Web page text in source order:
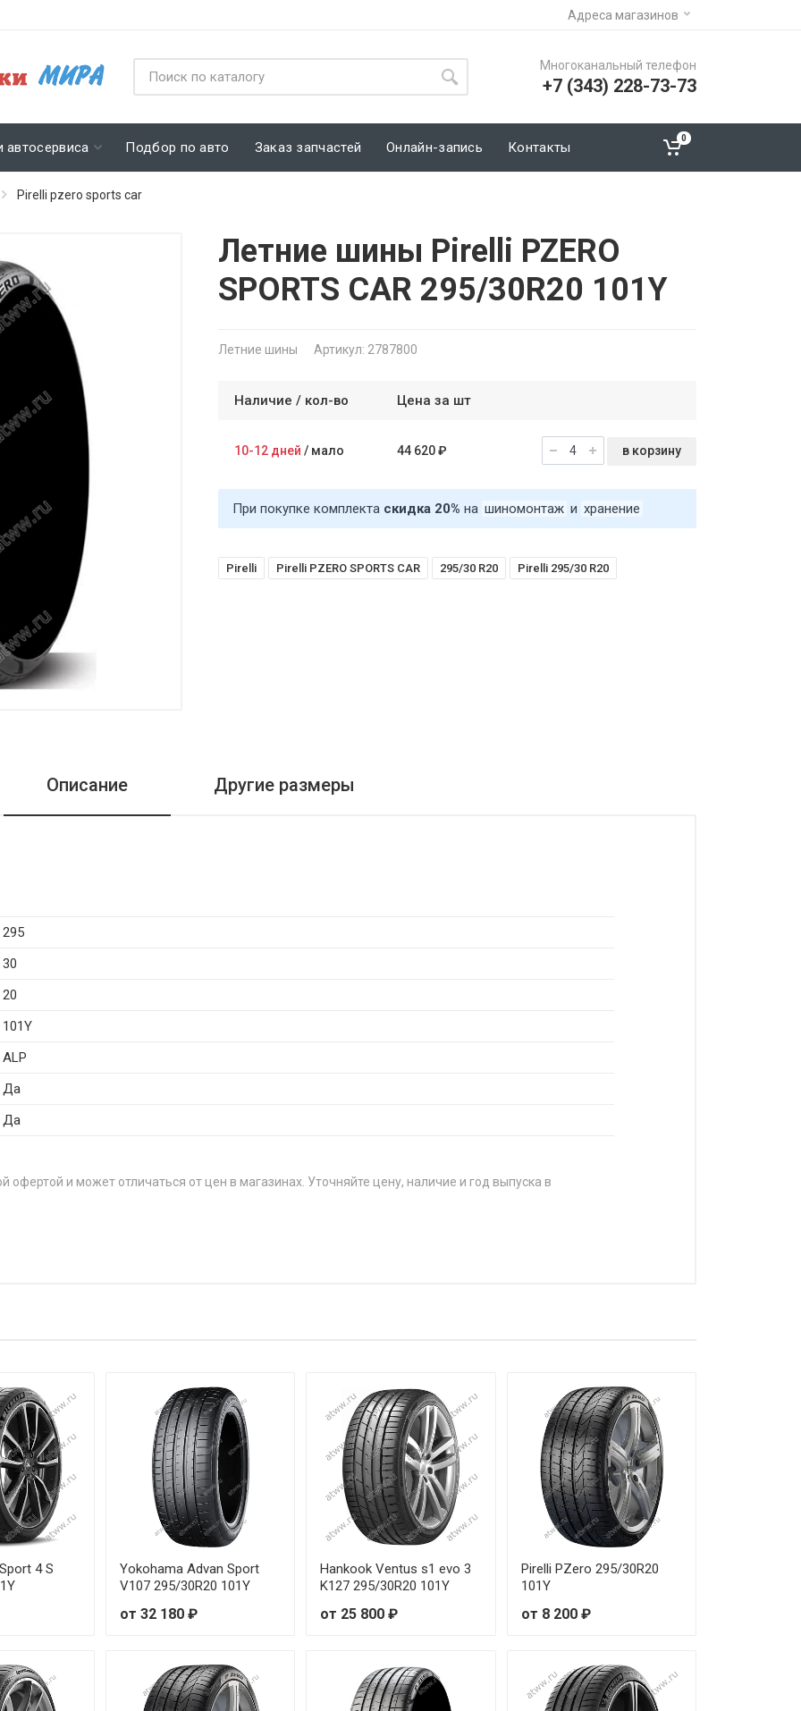
Адреса магазинов
Многоканальный телефон
+7 (343) 228-73-73
автосервиса Подбор по авто Заказ запчастей Онлайн-запись Контакты
0
Pirelli pzero sports car
Летние шины Pirelli PZERO
SPORTS CAR 295/30R20 101Y
Летние шины Артикул: 2787800
Наличие / кол-во Цена за шт
10-12 дней / мало 44 620 ₽ в корзину
При покупке комплекта скидка 20% на шиномонтаж и хранение
Pirelli Pirelli PZERO SPORTS CAR 295/30 R20 Pirelli 295/30 R20
Описание Другие размеры
295
30
20
101Y
ALP
Да
Да
офертой и может отличаться от цен в магазинах. Уточняйте цену, наличие и год выпуска в
93W
93W от 28 240 ₽
95Y от 27 820 ₽
96W от 42 710 ₽
96V от 35 250 ₽
98Y от 26 420 ₽
99W
90Y от 70 710 ₽
4 S
Yokohama Advan Sport
V107 295/30R20 101Y
от 32 180 ₽
Hankook Ventus s1 evo 3
K127 295/30R20 101Y
от 25 800 ₽
Pirelli PZero 295/30R20
101Y
от 8 200 ₽